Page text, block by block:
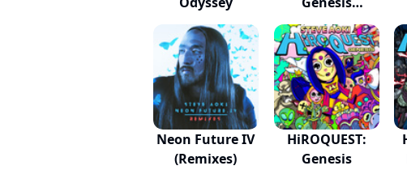
Remixed
Neon Future IV
(Remixes)
HiROQUEST:
Genesis